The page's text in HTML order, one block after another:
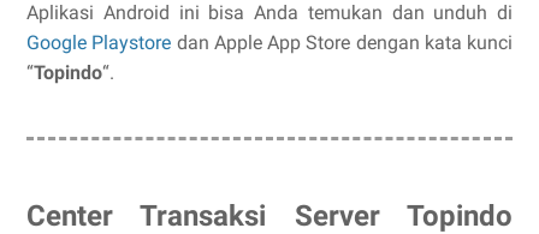
Aplikasi Android ini bisa Anda temukan dan unduh di
Google Playstore dan Apple App Store dengan kata kunci
“Topindo“.
Center Transaksi Server Topindo